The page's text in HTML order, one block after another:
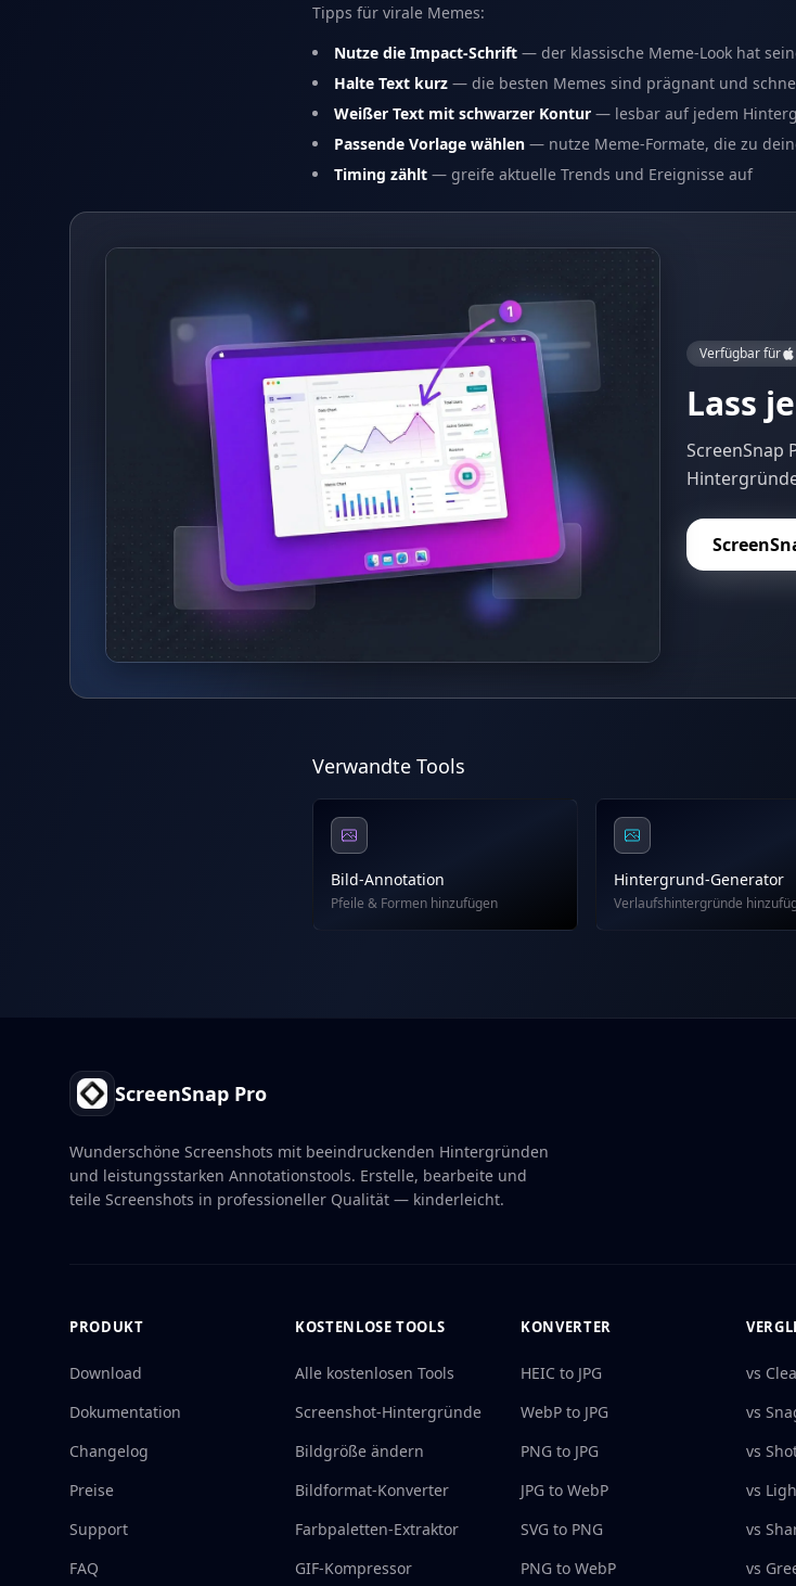
Tipps für virale Memes:
Nutze die Impact-Schrift — der klassische Meme-Look hat
Halte Text kurz — die besten Memes sind prägnant und
Weißer Text mit schwarzer Kontur — lesbar auf jedem
Passende Vorlage wählen — nutze Meme-Formate, die zu
Timing zählt — greife aktuelle Trends und Ereignisse auf
Verfügbar für
Lass
ScreenSnap
Verwandte Tools
Bild-Annotation
Pfeile & Formen hinzufügen
Hintergrund-Generator
Verlaufshintergründe
ScreenSnap Pro
Wunderschöne Screenshots mit beeindruckenden Hintergründen
und leistungsstarken Annotationstools. Erstelle, bearbeite und
teile Screenshots in professioneller Qualität — kinderleicht.
PRODUKT
Download
Dokumentation
Changelog
Preise
Support
FAQ
KOSTENLOSE TOOLS
Alle kostenlosen Tools
Screenshot-Hintergründe
Bildgröße ändern
Bildformat-Konverter
Farbpaletten-Extraktor
GIF-Kompressor
KONVERTER
HEIC to JPG
WebP to JPG
PNG to JPG
JPG to WebP
SVG to PNG
PNG to WebP
vs
vs
vs
vs
vs
vs